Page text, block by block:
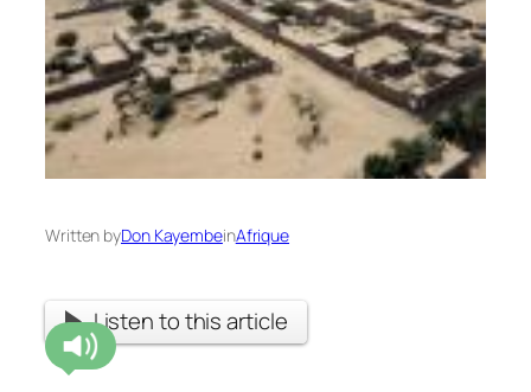
Written byDon KayembeinAfrique
Listen to this article